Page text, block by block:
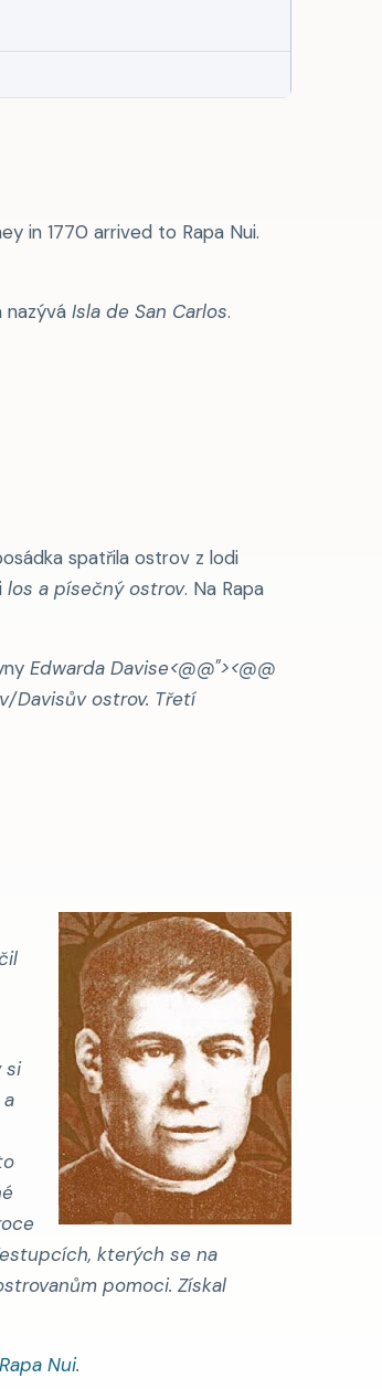
in 1770 arrived to Rapa Nui.
nazývá Isla de San Carlos.
spatřila ostrov z lodi
los a písečný ostrov. Na Rapa
Edwarda Davise<@@"><@@
Davisův ostrov. Třetí
si
kterých se na
pomoci. Získal
Nui.